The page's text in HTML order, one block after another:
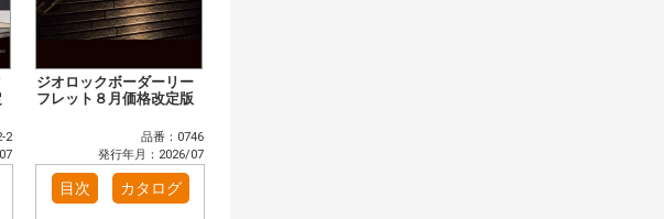
2
ジオロックボーダーリー
フレット８月価格改定版
品番：0746
発行年月：2026/07
目次 カタログ